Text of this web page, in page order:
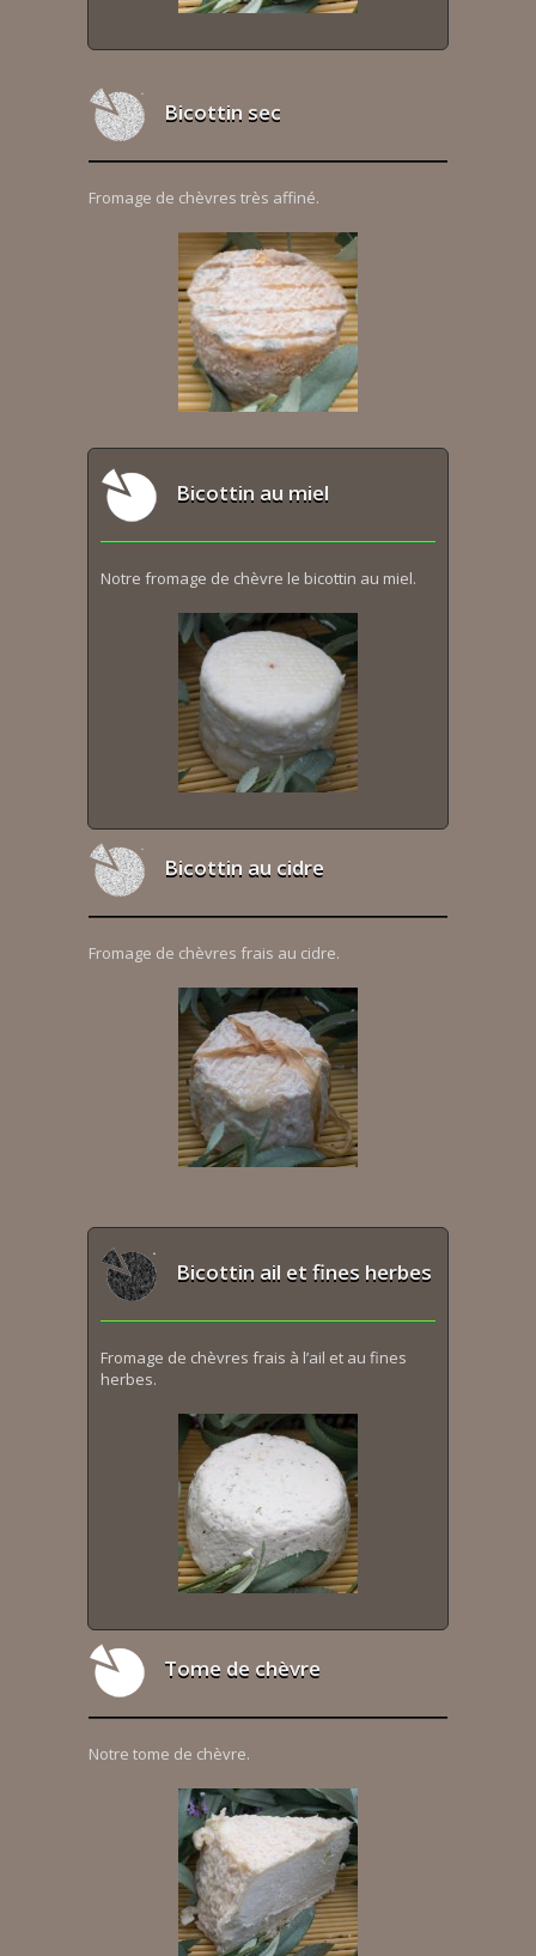
Bicottin sec
Fromage de chèvres très affiné.
Bicottin au miel
Notre fromage de chèvre le bicottin au miel.
Bicottin au cidre
Fromage de chèvres frais au cidre.
Bicottin ail et fines herbes
Fromage de chèvres frais à l’ail et au fines
herbes.
Tome de chèvre
Notre tome de chèvre.